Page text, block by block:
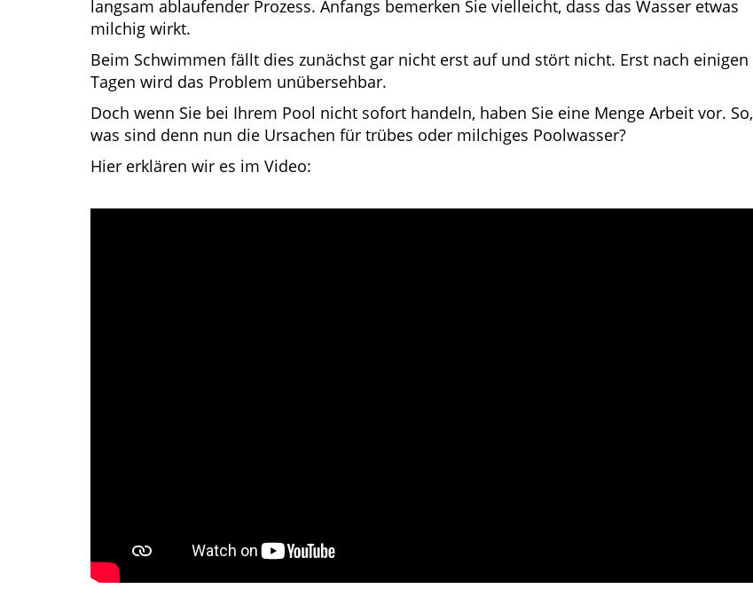
langsam ablaufender Prozess. Anfangs bemerken Sie vielleicht, dass das Wasser etwas
milchig wirkt.
Beim Schwimmen fällt dies zunächst gar nicht erst auf und stört nicht. Erst nach einigen
Tagen wird das Problem unübersehbar.
Doch wenn Sie bei Ihrem Pool nicht sofort handeln, haben Sie eine Menge Arbeit vor. So,
was sind denn nun die Ursachen für trübes oder milchiges Poolwasser?
Hier erklären wir es im Video: